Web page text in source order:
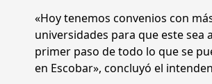
«Hoy tenemos convenios con
universidades para que este sea
primer paso de todo lo que se
en Escobar», concluyó el